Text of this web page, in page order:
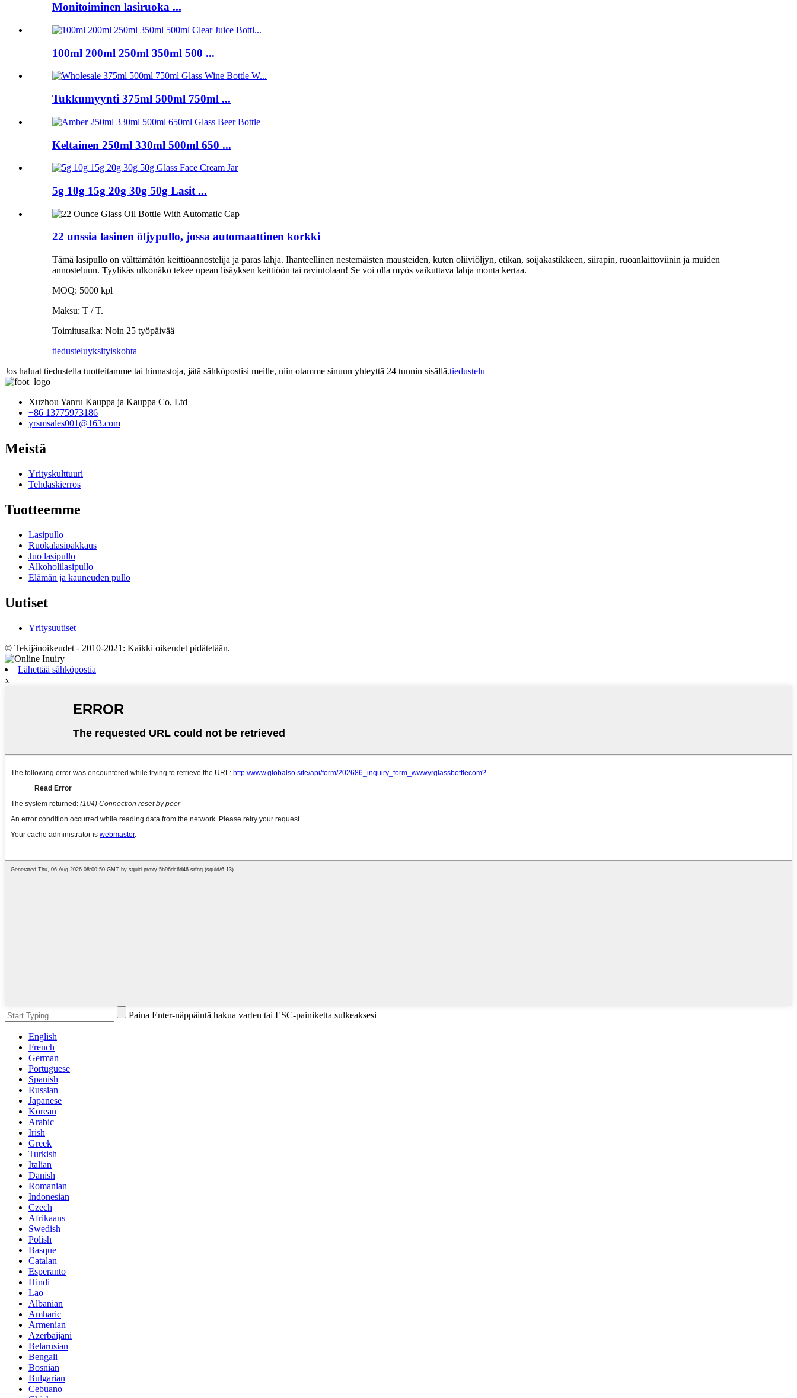
Monitoiminen lasiruoka ...
100ml 200ml 250ml 350ml 500 ...
Tukkumyynti 375ml 500ml 750ml ...
Keltainen 250ml 330ml 500ml 650 ...
5g 10g 15g 20g 30g 50g Lasit ...
22 unssia lasinen öljypullo, jossa automaattinen korkki
Tämä lasipullo on välttämätön keittiöannostelija ja paras lahja. Ihanteellinen nestemäisten mausteiden, kuten oliiviöljyn, etikan, soijakastikkeen, siirapin, ruoanlaittoviinin ja muiden
annosteluun. Tyylikäs ulkonäkö tekee upean lisäyksen keittiöön tai ravintolaan! Se voi olla myös vaikuttava lahja monta kertaa.
MOQ: 5000 kpl
Maksu: T / T.
Toimitusaika: Noin 25 työpäivää
tiedusteluyksityiskohta
Jos haluat tiedustella tuotteitamme tai hinnastoja, jätä sähköpostisi meille, niin otamme sinuun yhteyttä 24 tunnin sisällä.tiedustelu
Xuzhou Yanru Kauppa ja Kauppa Co, Ltd
+86 13775973186
yrsmsales001@163.com
Meistä
Yrityskulttuuri
Tehdaskierros
Tuotteemme
Lasipullo
Ruokalasipakkaus
Juo lasipullo
Alkoholilasipullo
Elämän ja kauneuden pullo
Uutiset
Yritysuutiset
© Tekijänoikeudet - 2010-2021: Kaikki oikeudet pidätetään.
Lähettää sähköpostia
x
Paina Enter-näppäintä hakua varten tai ESC-painiketta sulkeaksesi
English
French
German
Portuguese
Spanish
Russian
Japanese
Korean
Arabic
Irish
Greek
Turkish
Italian
Danish
Romanian
Indonesian
Czech
Afrikaans
Swedish
Polish
Basque
Catalan
Esperanto
Hindi
Lao
Albanian
Amharic
Armenian
Azerbaijani
Belarusian
Bengali
Bosnian
Bulgarian
Cebuano